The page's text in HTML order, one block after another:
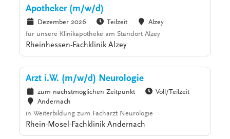
Apotheker (m/w/d)
Dezember 2026 Teilzeit
Alzey
für unsere Klinikapotheke am Standort Alzey
Rheinhessen-Fachklinik Alzey
Arzt i.W. (m/w/d) Neurologie
zum nächstmöglichen Zeitpunkt
Voll/Teilzeit
Andernach
in Weiterbildung zum Facharzt Neurologie
Rhein-Mosel-Fachklinik Andernach